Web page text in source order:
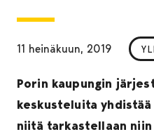
11 heinäkuun, 2019
Porin kaupungin
keskusteluita
niitä tarkastellaan niin